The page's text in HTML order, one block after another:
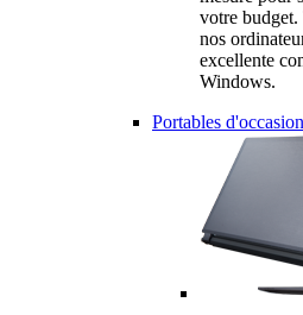
votre
nos
excellente
Windows.
Portables d'occasion